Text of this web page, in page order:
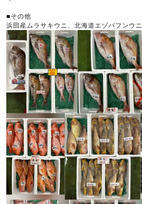
■その他
浜田産ムラサキウニ、北海道エゾバフンウニ